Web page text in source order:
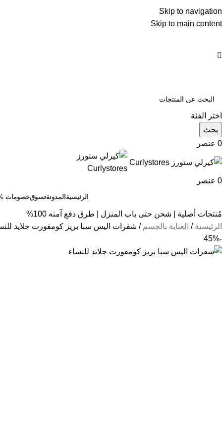
Skip to navigation
Skip to main content
واتساب : 01559944058
اختر الفئة
بحث
0 عنصر
0 عنصر
الرئيسية المدونةتسوقخصومات
مُنتجات أصلية | شحن حتى باب المنزل | طرق دفع آمنه 100%
الرئيسية
العناية بالجسم شفرات اليس سبا بريز كومفورت جلايد
-45%